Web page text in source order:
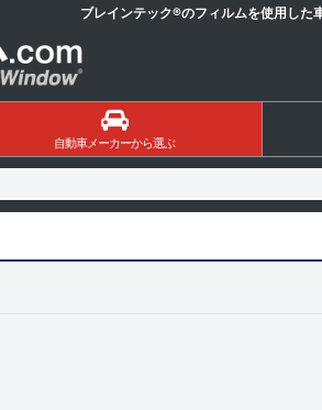
ブレインテック®のフィルムを使用した
自動車メーカーから選ぶ